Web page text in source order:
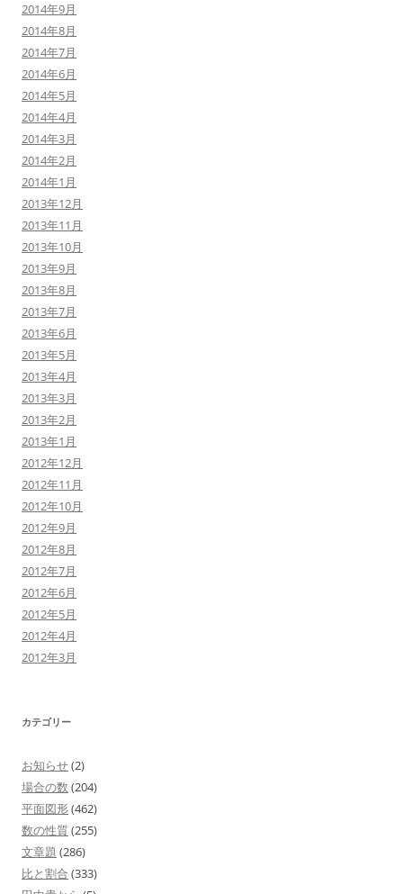
2014年9月
2014年8月
2014年7月
2014年6月
2014年5月
2014年4月
2014年3月
2014年2月
2014年1月
2013年12月
2013年11月
2013年10月
2013年9月
2013年8月
2013年7月
2013年6月
2013年5月
2013年4月
2013年3月
2013年2月
2013年1月
2012年12月
2012年11月
2012年10月
2012年9月
2012年8月
2012年7月
2012年6月
2012年5月
2012年4月
2012年3月
カテゴリー
お知らせ(2)
場合の数 (204)
平面図形(462)
数の性質(255)
文章題 (286)
比と割合 (333)